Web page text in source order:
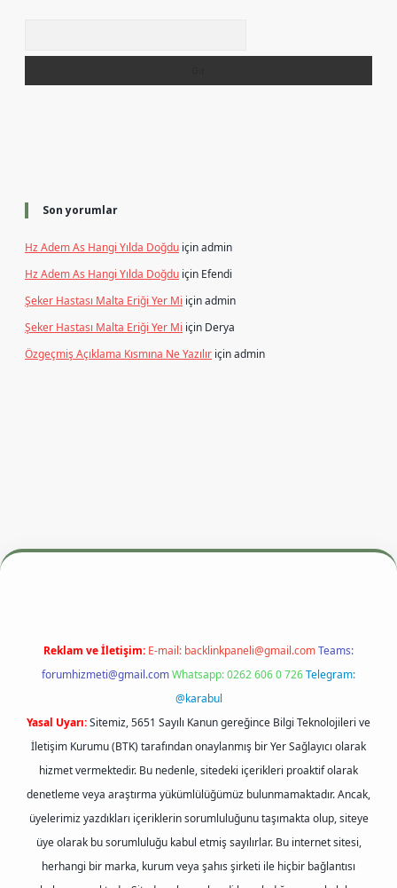
Son yorumlar
Hz Adem As Hangi Yılda Doğdu içinadmin
Hz Adem As Hangi Yılda Doğdu için Efendi
Şeker Hastası Malta Eriği Yer Mi içinadmin
Şeker Hastası Malta Eriği Yer Mi için Derya
Özgeçmiş Açıklama Kısmına Ne Yazılır içinadmin
betexper.xyzm elexbet
Reklam ve İletişim: E-mail: backlinkpaneli@gmail.comTeams:
forumhizmeti@gmail.comWhatsapp: 0262 606 0 726Telegram:
@karabul
Yasal Uyarı:Sitemiz, 5651 Sayılı Kanun gereğince Bilgi Teknolojileri ve
İletişim Kurumu (BTK) tarafından onaylanmış bir Yer Sağlayıcı olarak
hizmet vermektedir. Bu nedenle, sitedeki içerikleri proaktif olarak
denetleme veya araştırma yükümlülüğümüz bulunmamaktadır. Ancak,
üyelerimiz yazdıkları içeriklerin sorumluluğunu taşımakta olup, siteye
üye olarak bu sorumluluğu kabul etmiş sayılırlar. Bu internet sitesi,
herhangi bir marka, kurum veya şahıs şirketi ile hiçbir bağlantısı